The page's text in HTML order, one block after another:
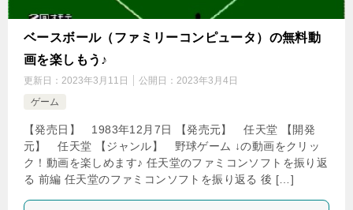
ベースボール（ファミリーコンピュータ）の無料動
画を楽しもう♪
更新日： 2023年3月11日 公開日： 2023年3月4日
ゲーム
【発売日】 1983年12月7日 【発売元】 任天堂 【開発
元】 任天堂 【ジャンル】 野球ゲーム ↓の動画をクリッ
ク！動画を楽しめます♪ 任天堂のファミコンソフトを振り返
る 前編 任天堂のファミコンソフトを振り返る 後 […]